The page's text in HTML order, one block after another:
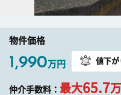
物件価格
1,990万円 値下が
仲介手数料： 最大65.7